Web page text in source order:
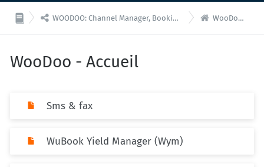
 WOODOO: Channel Manager, Booking Engine for API integrations  WooDoo - Accueil
WooDoo - Accueil
Sms & fax
WuBook Yield Manager (Wym)